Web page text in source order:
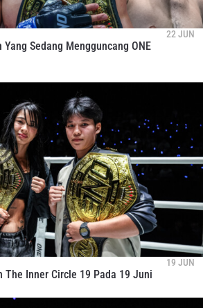
22 JUN
Sedang Mengguncang ONE
19 JUN
The Inner Circle 19 Pada 19 Juni